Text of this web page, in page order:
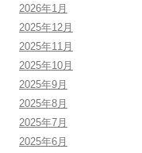
2026年1月
2025年12月
2025年11月
2025年10月
2025年9月
2025年8月
2025年7月
2025年6月